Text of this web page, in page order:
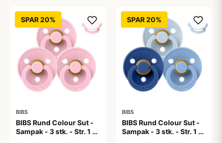
SPAR 20%
BIBS
BIBS Rund Colour Sut -
Sampak - 3 stk. - Str. 1 -
SPAR 20%
BIBS
BIBS Rund Colour Sut -
Sampak - 3 stk. - Str. 1 -